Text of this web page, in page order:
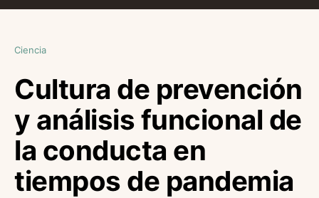
Ciencia
Cultura de prevención
y análisis funcional de
la conducta en
tiempos de pandemia